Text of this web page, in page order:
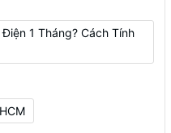
1 Tháng? Cách Tính